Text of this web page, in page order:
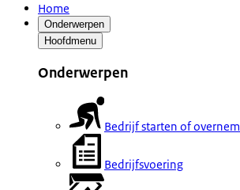
Home
Onderwerpen
Hoofdmenu
Onderwerpen
Bedrijf starten of
Bedrijfsvoering